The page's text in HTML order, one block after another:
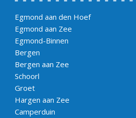
Egmond aan den Hoef
Egmond aan Zee
Egmond-Binnen
Bergen
Bergen aan Zee
Schoorl
Groet
Hargen aan Zee
Camperduin